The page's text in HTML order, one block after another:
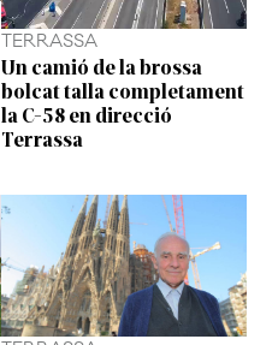
TERRASSA
Un camió de la brossa
bolcat talla completament
la C-58 en direcció
Terrassa